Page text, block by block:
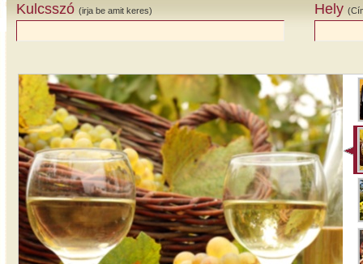
Kulcsszó (irja be amit keres) Hely